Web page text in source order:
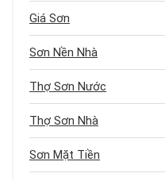
Giá Sơn
Sơn Nền Nhà
Thợ Sơn Nước
Thợ Sơn Nhà
Sơn Mặt Tiền